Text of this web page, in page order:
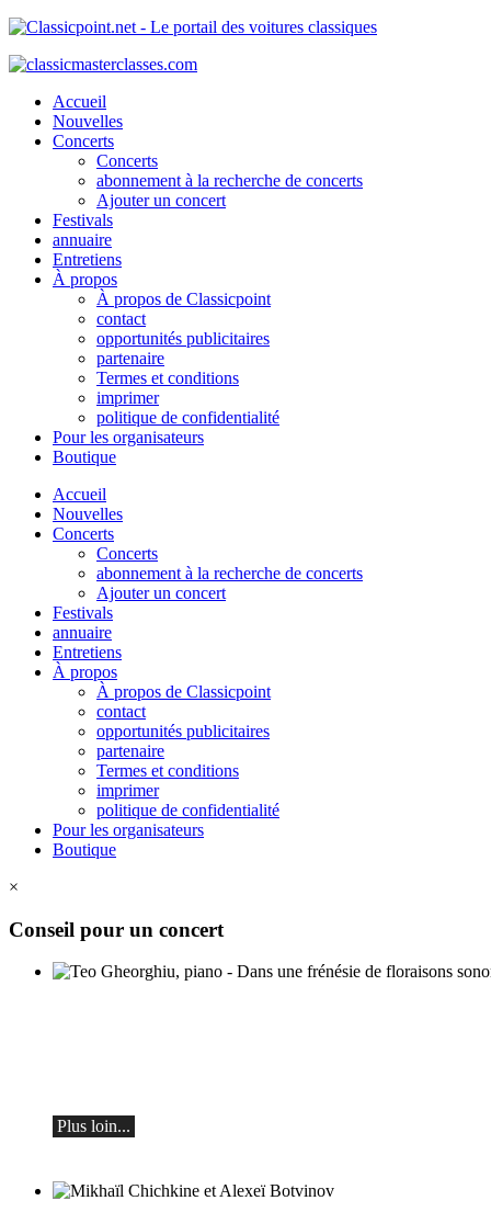
Accueil
Nouvelles
Concerts
Concerts
abonnement à la recherche de concerts
Ajouter un concert
Festivals
annuaire
Entretiens
À propos
À propos de Classicpoint
contact
opportunités publicitaires
partenaire
Termes et conditions
imprimer
politique de confidentialité
Pour les organisateurs
Boutique
Accueil
Nouvelles
Concerts
Concerts
abonnement à la recherche de concerts
Ajouter un concert
Festivals
annuaire
Entretiens
À propos
À propos de Classicpoint
contact
opportunités publicitaires
partenaire
Termes et conditions
imprimer
politique de confidentialité
Pour les organisateurs
Boutique
×
Conseil pour un concert
Plus loin...